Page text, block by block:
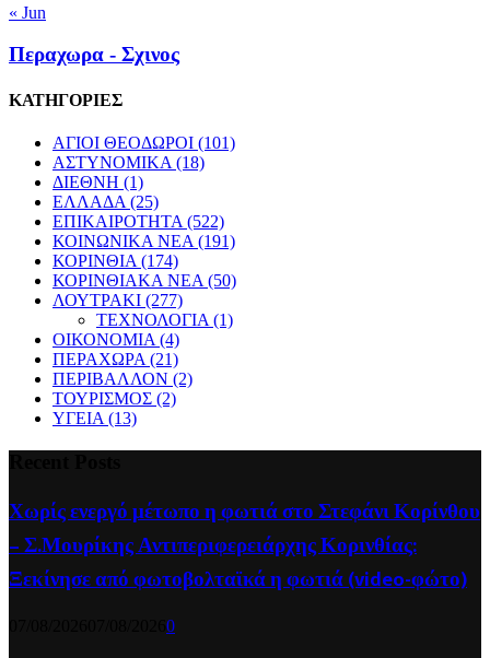
« Jun
Περαχωρα - Σχινος
ΚΑΤΗΓΟΡΙΕΣ
ΑΓΙΟΙ ΘΕΟΔΩΡΟΙ (101)
ΑΣΤΥΝΟΜΙΚΑ (18)
ΔΙΕΘΝΗ (1)
ΕΛΛΑΔΑ (25)
ΕΠΙΚΑΙΡΟΤΗΤΑ (522)
ΚΟΙΝΩΝΙΚΑ ΝΕΑ (191)
ΚΟΡΙΝΘΙΑ (174)
ΚΟΡΙΝΘΙΑΚΑ ΝΕΑ (50)
ΛΟΥΤΡΑΚΙ (277)
ΤΕΧΝΟΛΟΓΙΑ (1)
ΟΙΚΟΝΟΜΙΑ (4)
ΠΕΡΑΧΩΡΑ (21)
ΠΕΡΙΒΑΛΛΟΝ (2)
ΤΟΥΡΙΣΜΟΣ (2)
ΥΓΕΙΑ (13)
Χωρίς ενεργό μέτωπο η φωτιά στο Στεφάνι Κορίνθου
– Σ.Μουρίκης Αντιπεριφερειάρχης Κορινθίας:
Ξεκίνησε από φωτοβολταϊκά η φωτιά (video-φώτο)
0